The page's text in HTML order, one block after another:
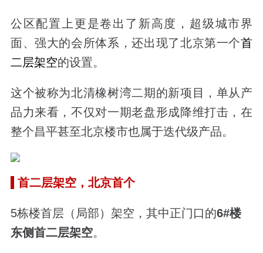
公区配置上更是卷出了新高度，超级城市界
面、强大的会所体系，还出现了北京第一个首
二层架空的设置。
这个被称为北清橡树湾二期的新项目，单从产
品力来看，不仅对一期老盘形成降维打击，在
整个昌平甚至北京楼市也属于迭代级产品。
首二层架空， 北京首个
5栋楼首层（局部）架空，其中正门口的6#楼
东侧首二层架空。